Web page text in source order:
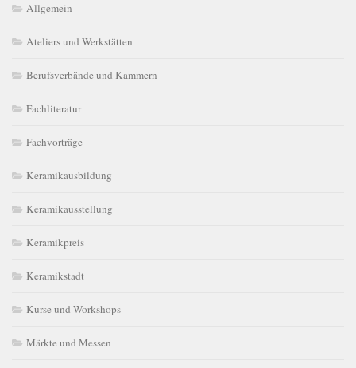
Allgemein
Ateliers und Werkstätten
Berufsverbände und Kammern
Fachliteratur
Fachvorträge
Keramikausbildung
Keramikausstellung
Keramikpreis
Keramikstadt
Kurse und Workshops
Märkte und Messen